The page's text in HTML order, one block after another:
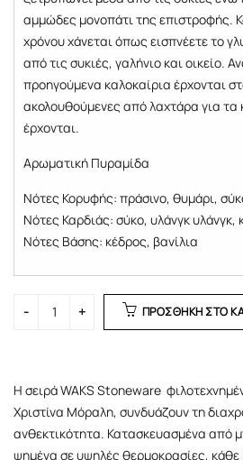
αμμώδες μονοπάτι της επιστροφής.
χρόνου χάνεται όπως εισπνέετε το
από τις συκιές, γαλήνιο και οικείο.
προηγούμενα καλοκαίρια έρχονται
ακολουθούμενες από λαχτάρα για τα
έρχονται.
Αρωματική Πυραμίδα
Νότες Κορυφής: πράσινο, θυμάρι,
Νότες Καρδιάς: σύκο, υλάνγκ υλάνγκ,
Νότες Βάσης: κέδρος, βανίλια
ΠΡΟΣΘΗΚΗ ΣΤΟ
Η σειρά WAKS Stoneware
Χριστίνα Μόραλη, συνδυάζουν τη
ανθεκτικότητα. Κατασκευασμένα από
ψημένα σε υψηλές θερμοκρασίες, κάθε